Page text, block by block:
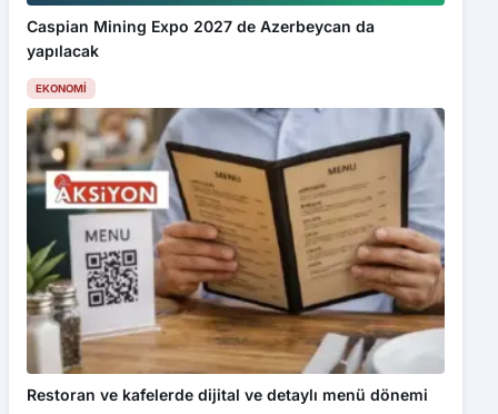
Caspian Mining Expo 2027 de Azerbeycan da
yapılacak
EKONOMI
Restoran ve kafelerde dijital ve detaylı menü dönemi